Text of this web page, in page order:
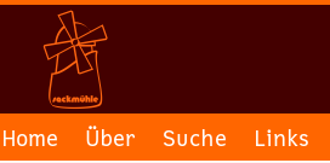
Home
Über Suche Links